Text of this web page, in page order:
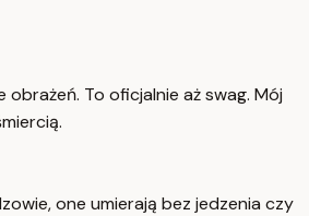
obrażeń. To oficjalnie aż swag. Mój
one umierają bez jedzenia czy